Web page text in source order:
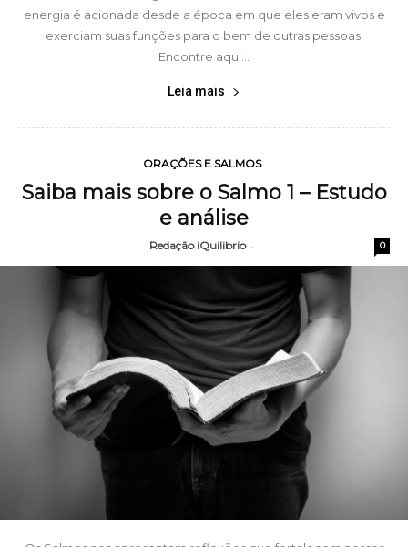
energia é acionada desde a época em que eles eram vivos e
exerciam suas funções para o bem de outras pessoas.
Encontre aqui...
Leia mais
ORAÇÕES E SALMOS
Saiba mais sobre o Salmo 1 – Estudo
e análise
Redação iQuilibrio - 0